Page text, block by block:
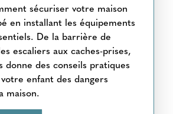
sécuriser votre maison
en installant les équipements
De la barrière de
escaliers aux caches-prises,
donne des conseils pratiques
enfant des dangers
maison.